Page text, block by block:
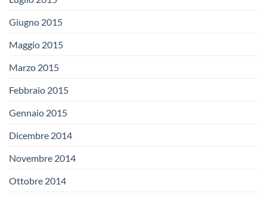
Giugno 2015
Maggio 2015
Marzo 2015
Febbraio 2015
Gennaio 2015
Dicembre 2014
Novembre 2014
Ottobre 2014